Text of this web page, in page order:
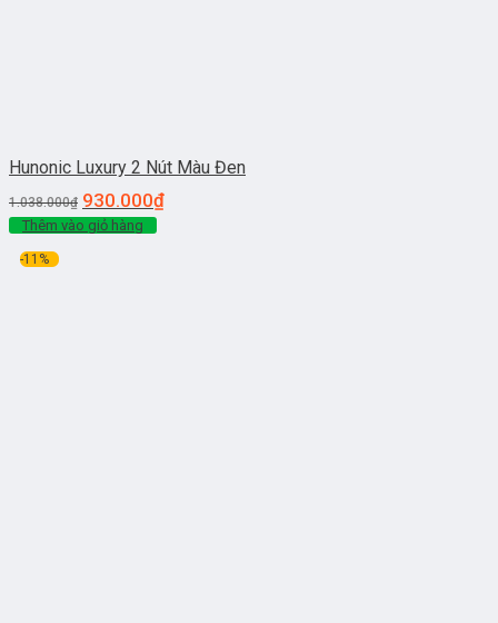
Hunonic Luxury 2 Nút Màu Đen
1.038.000₫ 930.000₫
Thêm vào giỏ hàng
-11%